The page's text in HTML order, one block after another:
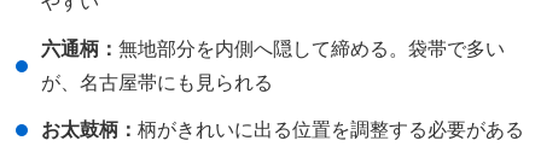
六通柄： 無地部分を内側へ隠して締める。袋帯で多い
が、名古屋帯にも見られる
お太鼓柄： 柄がきれいに出る位置を調整する必要がある